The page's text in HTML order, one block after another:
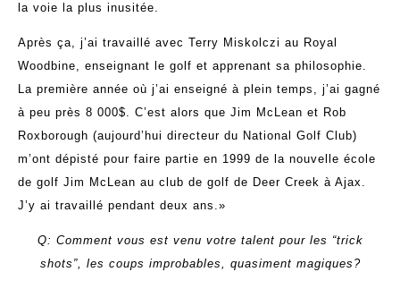
la voie la plus inusitée.
Après ça, j’ai travaillé avec Terry Miskolczi au Royal
Woodbine, enseignant le golf et apprenant sa philosophie.
La première année où j’ai enseigné à plein temps, j’ai gagné
à peu près 8 000$. C’est alors que Jim McLean et Rob
Roxborough (aujourd’hui directeur du National Golf Club)
m’ont dépisté pour faire partie en 1999 de la nouvelle école
de golf Jim McLean au club de golf de Deer Creek à Ajax.
J’y ai travaillé pendant deux ans.»
Q: Comment vous est venu votre talent pour les “trick
shots”, les coups improbables, quasiment magiques?